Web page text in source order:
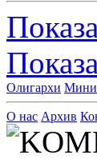
Олигархи
О нас Архив